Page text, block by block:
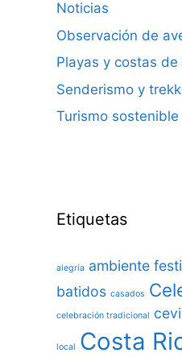
Noticias
Observación de
Playas y costas de
Senderismo y
Turismo sostenible
Etiquetas
alegría ambiente
batidos casados
celebración tradicional
local Costa